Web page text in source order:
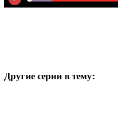
Другие серии в тему: